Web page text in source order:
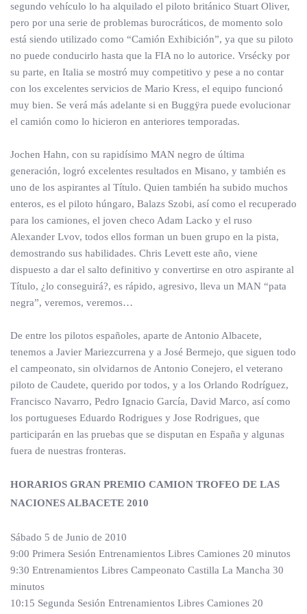
segundo vehículo lo ha alquilado el piloto británico Stuart Oliver,
pero por una serie de problemas burocráticos, de momento solo
está siendo utilizado como “Camión Exhibición”, ya que su piloto
no puede conducirlo hasta que la FIA no lo autorice. Vrsécky por
su parte, en Italia se mostró muy competitivo y pese a no contar
con los excelentes servicios de Mario Kress, el equipo funcionó
muy bien. Se verá más adelante si en Buggÿra puede evolucionar
el camión como lo hicieron en anteriores temporadas.
Jochen Hahn, con su rapidísimo MAN negro de última
generación, logró excelentes resultados en Misano, y también es
uno de los aspirantes al Título. Quien también ha subido muchos
enteros, es el piloto húngaro, Balazs Szobi, así como el recuperado
para los camiones, el joven checo Adam Lacko y el ruso
Alexander Lvov, todos ellos forman un buen grupo en la pista,
demostrando sus habilidades. Chris Levett este año, viene
dispuesto a dar el salto definitivo y convertirse en otro aspirante al
Título, ¿lo conseguirá?, es rápido, agresivo, lleva un MAN “pata
negra”, veremos, veremos…
De entre los pilotos españoles, aparte de Antonio Albacete,
tenemos a Javier Mariezcurrena y a José Bermejo, que siguen todo
el campeonato, sin olvidarnos de Antonio Conejero, el veterano
piloto de Caudete, querido por todos, y a los Orlando Rodríguez,
Francisco Navarro, Pedro Ignacio García, David Marco, así como
los portugueses Eduardo Rodrigues y Jose Rodrigues, que
participarán en las pruebas que se disputan en España y algunas
fuera de nuestras fronteras.
HORARIOS GRAN PREMIO CAMION TROFEO DE LAS
NACIONES ALBACETE 2010
Sábado 5 de Junio de 2010
9:00 Primera Sesión Entrenamientos Libres Camiones 20 minutos
9:30 Entrenamientos Libres Campeonato Castilla La Mancha 30
minutos
10:15 Segunda Sesión Entrenamientos Libres Camiones 20